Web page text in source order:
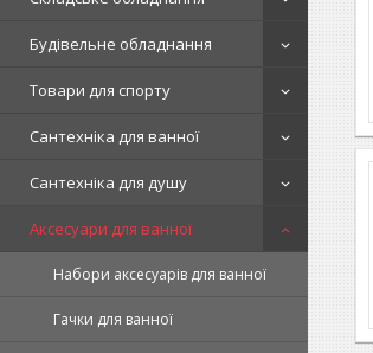
Будівельне обладнання
Товари для спорту
Сантехніка для ванної
Сантехніка для душу
Аксесуари для ванної
Набори аксесуарів для ванної
Гачки для ванної